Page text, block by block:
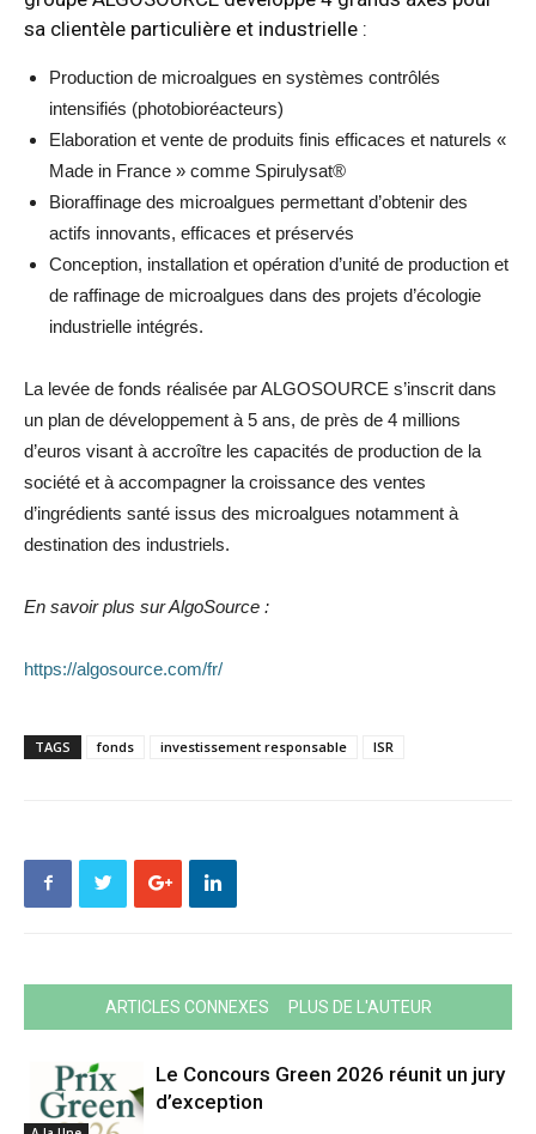
sa clientèle particulière et industrielle :
Production de microalgues en systèmes contrôlés
intensifiés (photobioréacteurs)
Elaboration et vente de produits finis efficaces et naturels «
Made in France » comme Spirulysat®
Bioraffinage des microalgues permettant d’obtenir des
actifs innovants, efficaces et préservés
Conception, installation et opération d’unité de production et
de raffinage de microalgues dans des projets d’écologie
industrielle intégrés.
La levée de fonds réalisée par ALGOSOURCE s’inscrit dans
un plan de développement à 5 ans, de près de 4 millions
d’euros visant à accroître les capacités de production de la
société et à accompagner la croissance des ventes
d’ingrédients santé issus des microalgues notamment à
destination des industriels.
En savoir plus sur AlgoSource :
https://algosource.com/fr/
TAGS fonds investissement responsable ISR
ARTICLES CONNEXES PLUS DE L'AUTEUR
Le Concours Green 2026 réunit un jury
d’exception